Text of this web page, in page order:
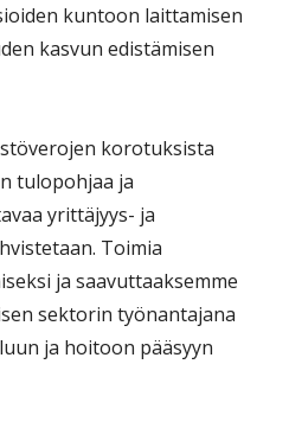
kuntoon laittamisen
kasvun edistämisen
korotuksista
tulopohjaa ja
yrittäjyys- ja
Toimia
ja saavuttaaksemme
sektorin työnantajana
ja hoitoon pääsyyn